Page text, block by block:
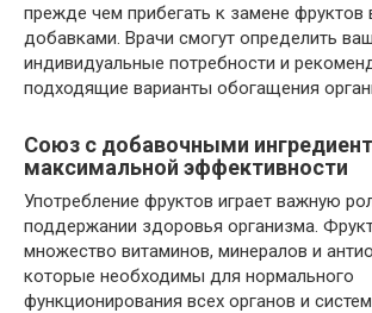
прежде чем прибегать к замене фруктов
добавками. Врачи смогут определить
индивидуальные потребности и
подходящие варианты обогащения
Союз с добавочными
максимальной эффективности
Употребление фруктов играет важную
поддержании здоровья организма.
множество витаминов, минералов и
которые необходимы для нормального
функционирования всех органов и